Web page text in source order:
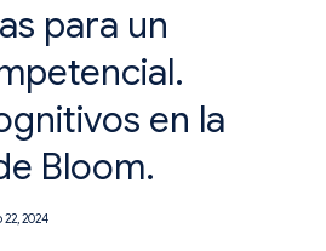
para un
en la
Bloom.
2024